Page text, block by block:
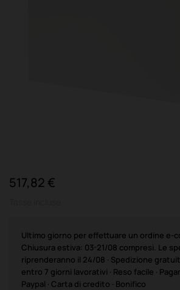
517,82 €
Ultimo giorno per effettuare un ordine e-
Chiusura estiva: 03-21/08 compresi. Le
riprenderanno il 24/08 · Spedizione
entro 7 giorni lavorativi · Reso facile ·
Paypal · Carta di credito · Bonifico